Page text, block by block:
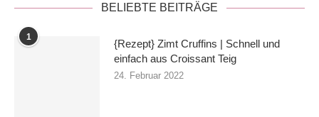
BELIEBTE BEITRÄGE
1
{Rezept} Zimt Cruffins | Schnell und
einfach aus Croissant Teig
24. Februar 2022